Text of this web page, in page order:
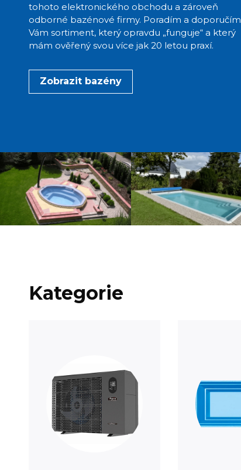
tohoto elektronického obchodu a zároveň
odborné bazénové firmy. Poradím a doporučím
Vám sortiment, který opravdu „funguje“ a který
mám ověřený svou více jak 20 letou praxí.
Zobrazit bazény
Kategorie